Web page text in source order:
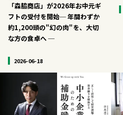
「森脇商店」が2026年お中元ギ
フトの受付を開始─ 年間わずか
約1,200頭の"幻の肉"を、大切
な方の食卓へ ─
2026-06-18